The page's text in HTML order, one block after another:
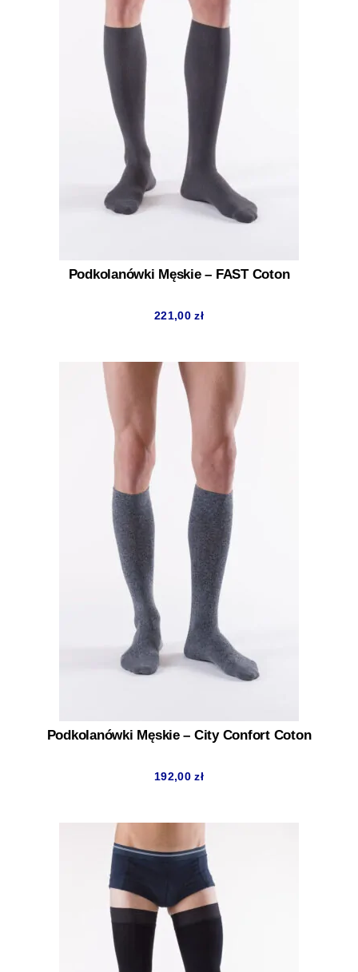
Podkolanówki Męskie – FAST Coton
221,00zł
Podkolanówki Męskie – City Confort Coton
192,00zł